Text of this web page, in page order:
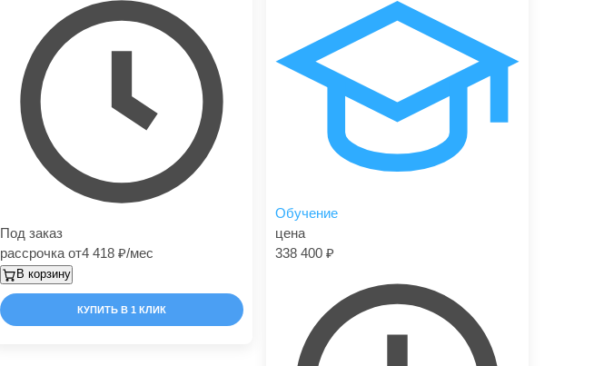
Под заказ
рассрочка от4 418 /мес
В корзину
КУПИТЬ В 1 КЛИК
Обучение
цена
338 400